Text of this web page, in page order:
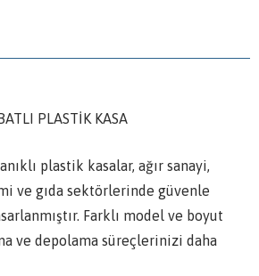
PLASTİK KASA
plastik kasalar, ağır sanayi,
ve gıda sektörlerinde güvenle
Farklı model ve boyut
ve depolama süreçlerinizi daha